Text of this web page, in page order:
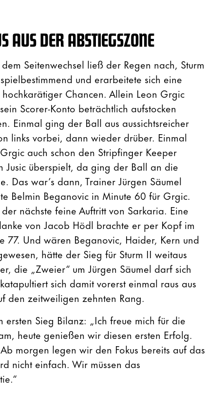
AUS DER ABSTIEGSZONE
Seitenwechsel ließ der Regen nach, Sturm
und erarbeitete sich eine
hochkarätiger Chancen. Allein Leon Grgic
Scorer-Konto beträchtlich aufstocken
Einmal ging der Ball aus aussichtsreicher
links vorbei, dann wieder drüber. Einmal
auch schon den Stripfinger Keeper
Jusic überspielt, da ging der Ball an die
Das war’s dann, Trainer Jürgen Säumel
Belmin Beganovic in Minute 60 für Grgic.
nächste feine Auftritt von Sarkaria. Eine
von Jacob Hödl brachte er per Kopf im
77. Und wären Beganovic, Haider, Kern und
hätte der Sieg für Sturm II weitaus
die „Zweier“ um Jürgen Säumel darf sich
sich damit vorerst einmal raus aus
den zeitweiligen zehnten Rang.
Sieg Bilanz: „Ich freue mich für die
heute genießen wir diesen ersten Erfolg.
morgen legen wir den Fokus bereits auf das
nicht einfach. Wir müssen das